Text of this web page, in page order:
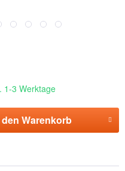
1-3 Werktage
Warenkorb